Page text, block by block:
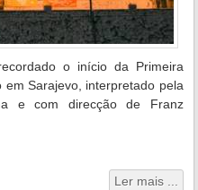
o início da Primeira
Sarajevo, interpretado pela
e com direcção de Franz
Ler mais ...